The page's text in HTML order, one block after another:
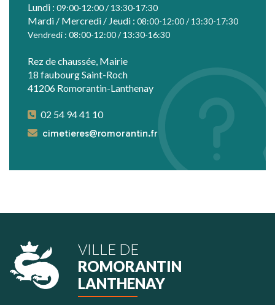
Lundi : 09:00-12:00 /13:30-17:30
Mardi / Mercredi / Jeudi : 08:00-12:00 /13:30-17:30
Vendredi : 08:00-12:00 /13:30-16:30
Rez de chaussée, Mairie
18 faubourg Saint-Roch
41206 Romorantin-Lanthenay
02 54 94 41 10
cimetieres@romorantin.fr
VILLE DE
ROMORANTIN
LANTHENAY